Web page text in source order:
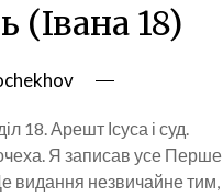
(Івана 18)
18. Арешт Ісуса і суд.
Я записав усе Перше
видання незвичайне тим,